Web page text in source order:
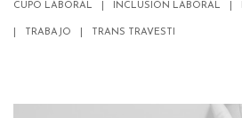
CUPO LABORAL
INCLUSIÓN LABORAL
TRABAJO TRANS TRAVESTI